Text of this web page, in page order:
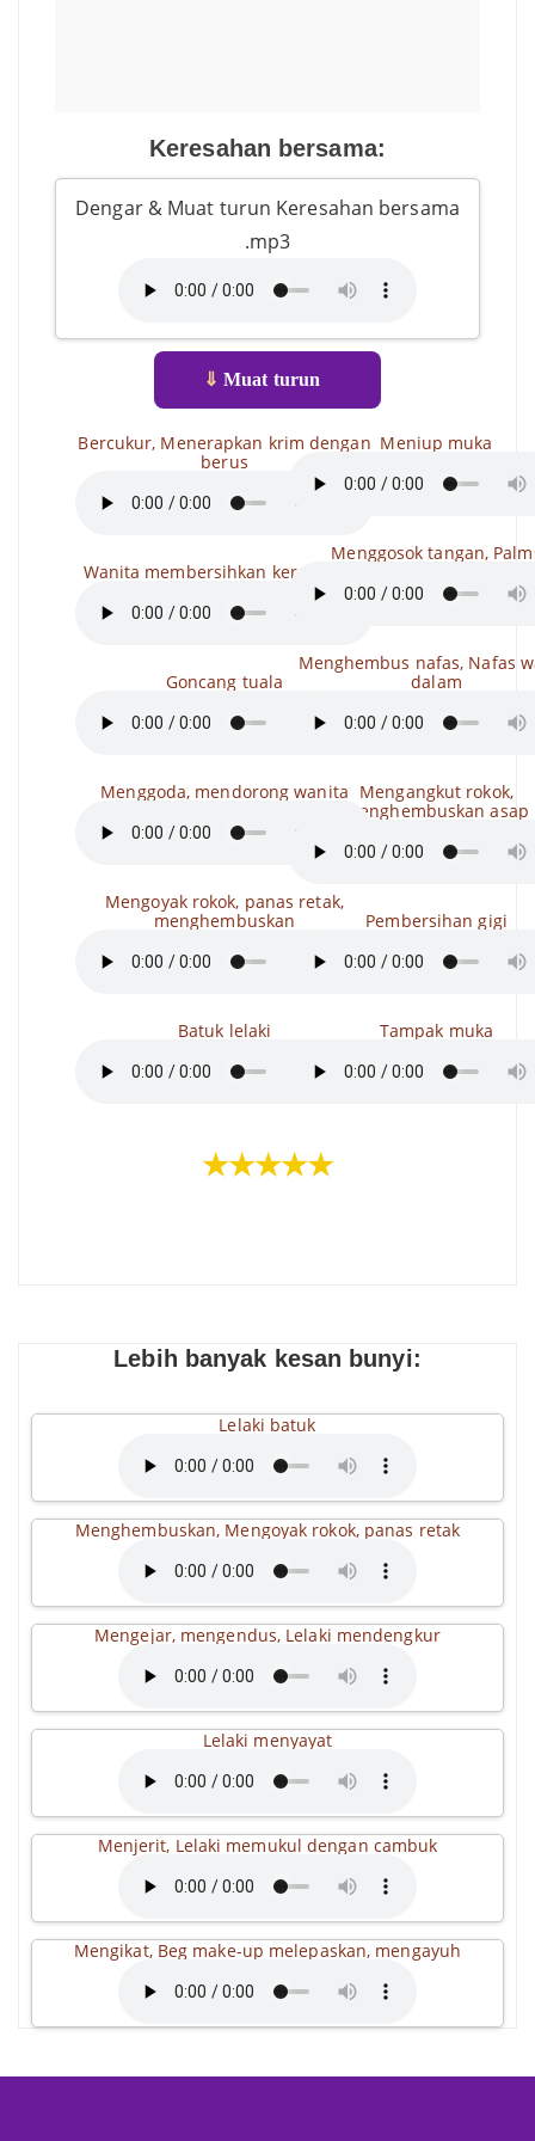
Keresahan bersama:
Dengar & Muat turun Keresahan bersama
.mp3
⇓ Muat turun
Bercukur, Menerapkan krim dengan
berus
Wanita membersihkan kerongkong
Goncang tuala
Menggoda, mendorong wanita
Mengoyak rokok, panas retak,
menghembuskan
Batuk lelaki
Meniup muka
Menggosok tangan,
Menghembus nafas, Nafas
dalam
Mengangkut rokok,
menghembuskan asap
Pembersihan gigi
Tampak muka
★★★★★
Lebih banyak kesan bunyi:
Lelaki batuk
Menghembuskan, Mengoyak rokok, panas retak
Mengejar, mengendus, Lelaki mendengkur
Lelaki menyayat
Menjerit, Lelaki memukul dengan cambuk
Mengikat, Beg make-up melepaskan, mengayuh